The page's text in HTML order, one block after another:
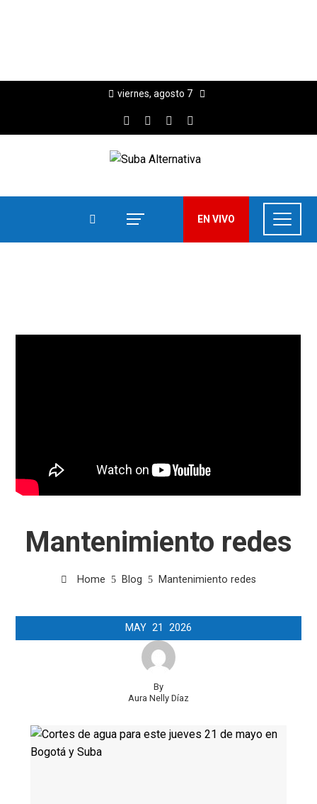
viernes, agosto 7
EN VIVO
Mantenimiento redes
Home Blog Mantenimiento redes
MAY 21 2026
By
Aura Nelly Díaz